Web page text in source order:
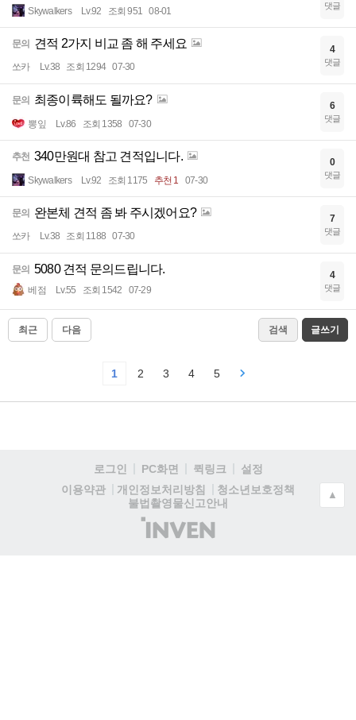
Skywalkers Lv.92 조회 951 08-01 댓글
문의 견적 2가지 비교 좀 해 주세요
쏘카 Lv.38 조회 1294 07-30
4
댓글
문의 최종이륙해도 될까요?
뽕잎 Lv.86 조회 1358 07-30
6
댓글
추천 340만원대 참고 견적입니다.
Skywalkers Lv.92 조회 1175 추천 1 07-30
0
댓글
문의 완본체 견적 좀 봐 주시겠어요?
쏘카 Lv.38 조회 1188 07-30
7
댓글
문의 5080 견적 문의드립니다.
베점 Lv.55 조회 1542 07-29
4
댓글
최근 다음 검색 글쓰기
1 2 3 4 5
로그인 PC화면 퀵링크
설정
이용약관
개인정보처리방침
청소년보호정책
불법촬영물신고안내
(주)
인
▲